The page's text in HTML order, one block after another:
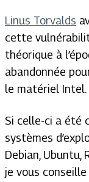
Linus Torvalds
cette
théorique à
abandonnée
le matériel Intel.
Si celle-ci a été
systèmes
Debian, Ubuntu,
je vous conseille